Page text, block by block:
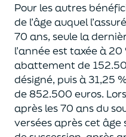
Pour les autres
de l’âgeauquel
70 ans, seule la derni
l’année esttaxée à 20
abattement de
désigné, puis à 31,25
de852.500 euros.
après les 70 ans du
versées après cet âge